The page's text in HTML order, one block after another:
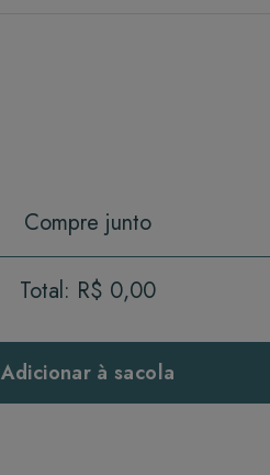
Compre junto
Total: R$ 0,00
Adicionar à sacola